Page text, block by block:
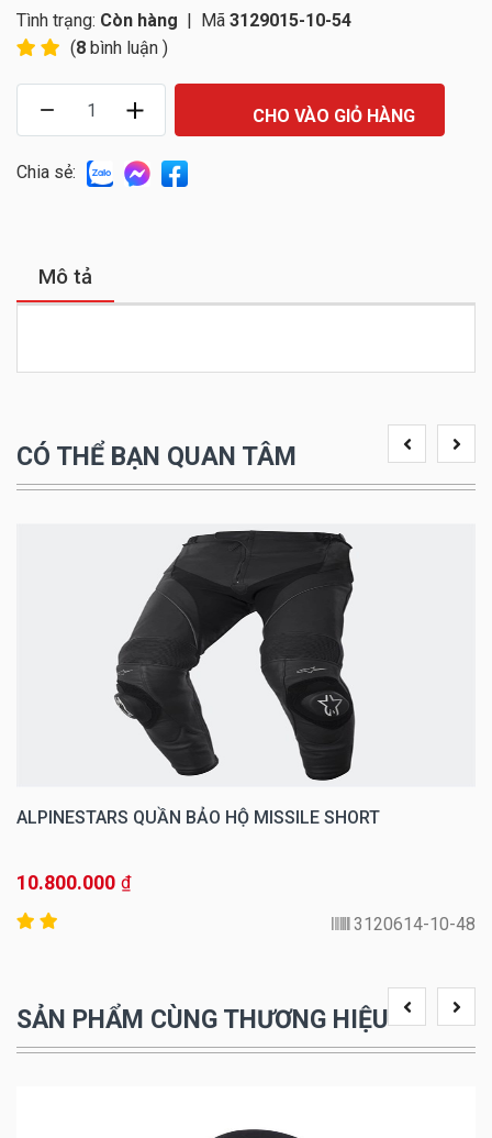
Tình trạng: Còn hàng Mã 3129015-10-54
(8 bình luận )
CHO VÀO GIỎ HÀNG
Chia sẻ:
Mô tả
CÓ THỂ BẠN QUAN TÂM
ALPINESTARS QUẦN BẢO HỘ MISSILE SHORT
10.800.000 ₫
3120614-10-48
SẢN PHẨM CÙNG THƯƠNG HIỆU